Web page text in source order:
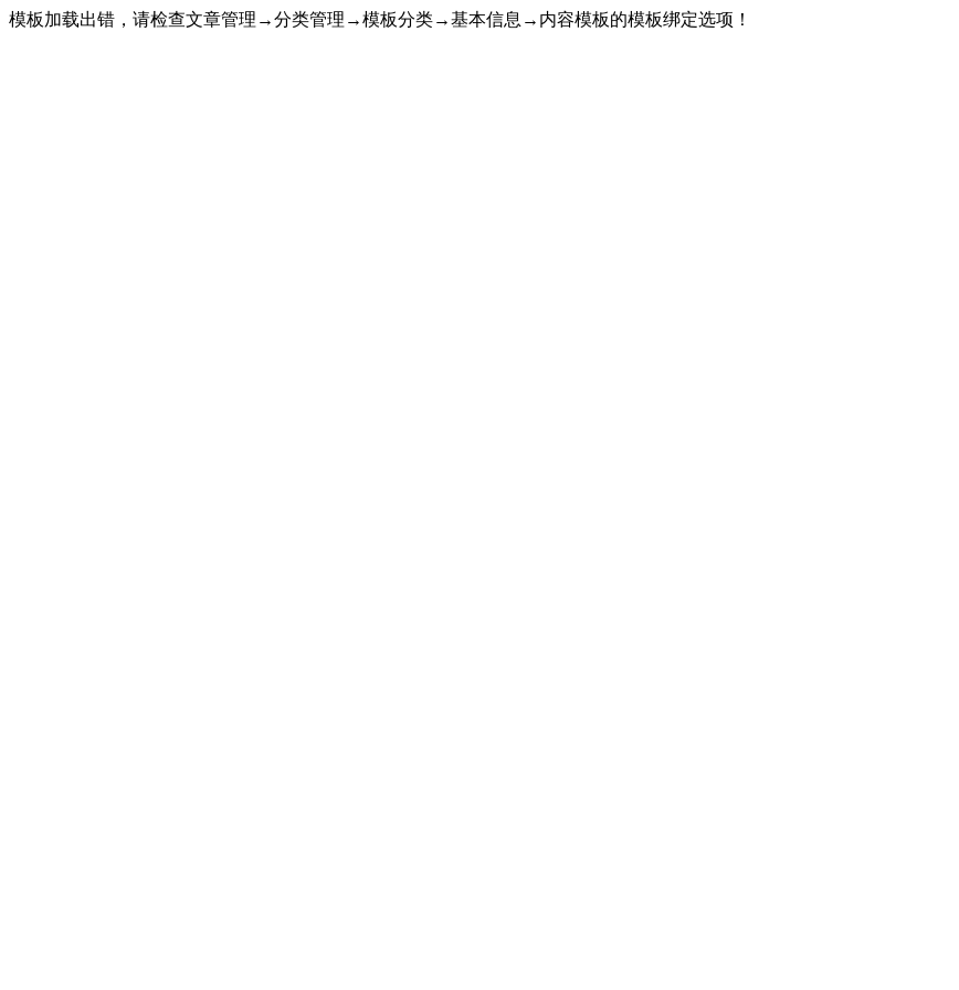
模板加载出错，请检查文章管理→分类管理→模板分类→基本信息→内容模板的模板绑定选项！